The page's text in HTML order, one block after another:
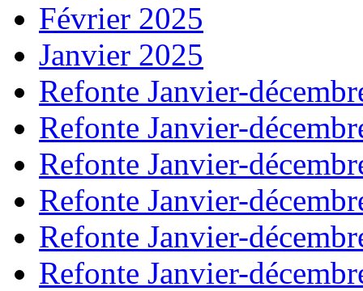
Février 2025
Janvier 2025
Refonte Janvier-
Refonte Janvier-
Refonte Janvier-
Refonte Janvier-
Refonte Janvier-
Refonte Janvier-